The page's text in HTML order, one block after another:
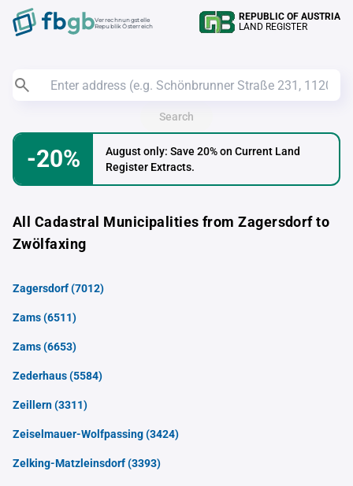
Verrechnungstelle
Republik Österreich
REPUBLIC OF AUSTRIA
LAND REGISTER
Search
-20%
August only: Save 20% on Current Land
Register Extracts.
All Cadastral Municipalities from Zagersdorf to
Zwölfaxing
Zagersdorf(7012)
Zams(6511)
Zams(6653)
Zederhaus(5584)
Zeillern(3311)
Zeiselmauer-Wolfpassing(3424)
Zelking-Matzleinsdorf(3393)